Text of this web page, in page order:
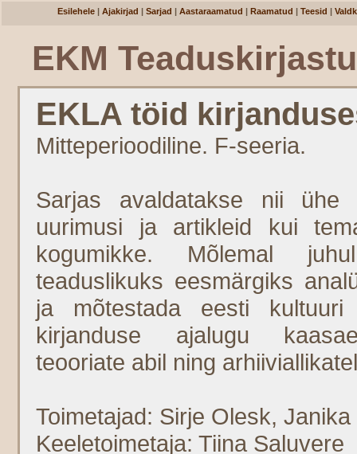
Esilehele | Ajakirjad | Sarjad | Aastaraamatud | Raamatud | Teesid |
EKM
EKLA töid
Mitteperioodiline. F-seeria.
Sarjas avaldatakse nii ühe
uurimusi ja artikleid kui
kogumikke. Mõlemal
teaduslikuks eesmärgiks
ja mõtestada eesti kultuuri
kirjanduse ajalugu
teooriate abil ning
Toimetajad: Sirje Olesk,
Keeletoimetaja: Tiina Saluvere